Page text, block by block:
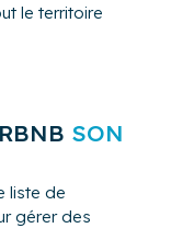
le territoire
SON
liste de
gérer des